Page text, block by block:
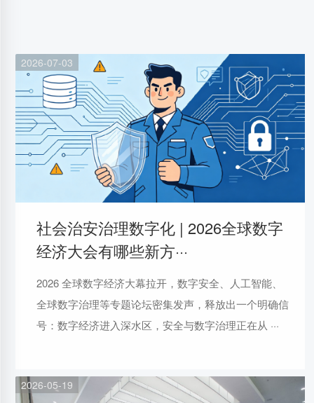
2026-07-03
社会治安治理数字化 | 2026全球数字
经济大会有哪些新方···
2026 全球数字经济大幕拉开，数字安全、人工智能、
全球数字治理等专题论坛密集发声，释放出一个明确信
号：数字经济进入深水区，安全与数字治理正在从 ···
2026-05-19